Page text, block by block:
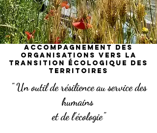
Accompagnement des
organisations vers la
transition écologique des
territoires
" Un outil de résilience au service des
humains
et de l’écologie"